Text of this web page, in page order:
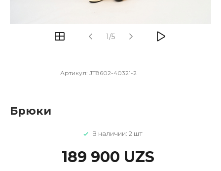
1/5
Артикул: JT8602-40321-2
Брюки
В наличии: 2 шт
189 900 UZS